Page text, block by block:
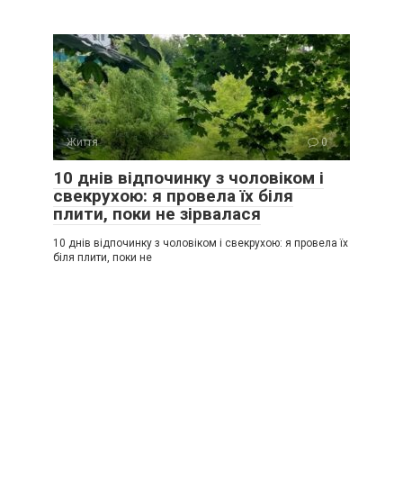
Життя 0
10 днів відпочинку з чоловіком і
свекрухою: я провела їх біля
плити, поки не зірвалася
10 днів відпочинку з чоловіком і свекрухою: я провела їх
біля плити, поки не